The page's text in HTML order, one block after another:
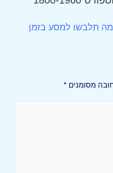
תלבשו למסע בזמן
מסומנים *